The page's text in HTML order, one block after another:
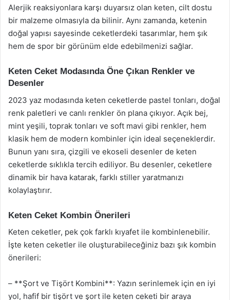
Alerjik reaksiyonlara karşı duyarsız olan keten, cilt dostu
bir malzeme olmasıyla da bilinir. Aynı zamanda, ketenin
doğal yapısı sayesinde ceketlerdeki tasarımlar, hem şık
hem de spor bir görünüm elde edebilmenizi sağlar.
Keten Ceket Modasında Öne Çıkan Renkler ve
Desenler
2023 yaz modasında keten ceketlerde pastel tonları, doğal
renk paletleri ve canlı renkler ön plana çıkıyor. Açık bej,
mint yeşili, toprak tonları ve soft mavi gibi renkler, hem
klasik hem de modern kombinler için ideal seçeneklerdir.
Bunun yanı sıra, çizgili ve ekoseli desenler de keten
ceketlerde sıklıkla tercih ediliyor. Bu desenler, ceketlere
dinamik bir hava katarak, farklı stiller yaratmanızı
kolaylaştırır.
Keten Ceket Kombin Önerileri
Keten ceketler, pek çok farklı kıyafet ile kombinlenebilir.
İşte keten ceketler ile oluşturabileceğiniz bazı şık kombin
önerileri:
– **Şort ve Tişört Kombini**: Yazın serinlemek için en iyi
yol, hafif bir tişört ve şort ile keten ceketi bir araya